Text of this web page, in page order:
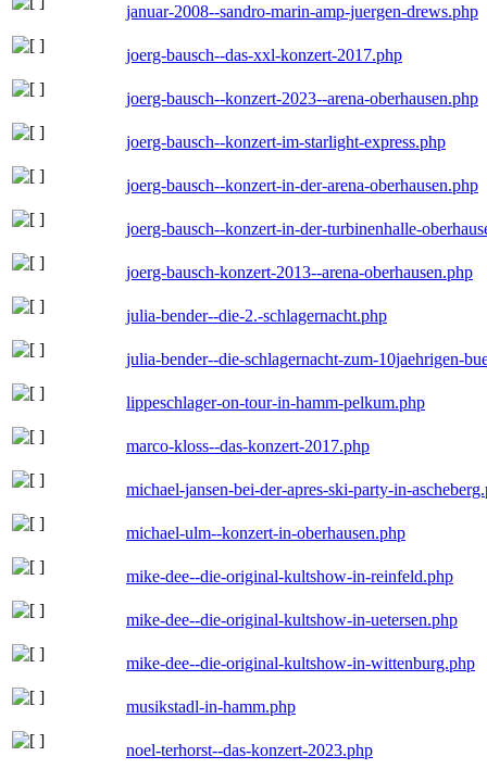
januar-2008--sandro-marin-amp-juergen-drews.php
joerg-bausch--das-xxl-konzert-2017.php
joerg-bausch--konzert-2023--arena-oberhausen.php
joerg-bausch--konzert-im-starlight-express.php
joerg-bausch--konzert-in-der-arena-oberhausen.php
joerg-bausch--konzert-in-der-turbinenhalle-
joerg-bausch-konzert-2013--arena-oberhausen.php
julia-bender--die-2.-schlagernacht.php
julia-bender--die-schlagernacht-zum-10jaehrigen-
lippeschlager-on-tour-in-hamm-pelkum.php
marco-kloss--das-konzert-2017.php
michael-jansen-bei-der-apres-ski-party-in-
michael-ulm--konzert-in-oberhausen.php
mike-dee--die-original-kultshow-in-reinfeld.php
mike-dee--die-original-kultshow-in-uetersen.php
mike-dee--die-original-kultshow-in-wittenburg.php
musikstadl-in-hamm.php
noel-terhorst--das-konzert-2023.php